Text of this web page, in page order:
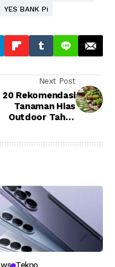
YES BANK Pi
Next Post
20 Rekomendasi
Tanaman Hias
Outdoor Tahan
Tekno